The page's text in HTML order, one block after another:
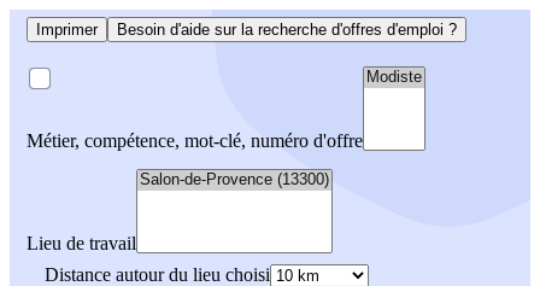
Imprimer Besoin d'aide sur la recherche d'offres d'emploi ?
Métier, compétence, mot-clé, numéro d'offre
Lieu de travail
Distance autour du lieu choisi